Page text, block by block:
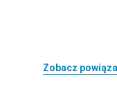
Zobacz